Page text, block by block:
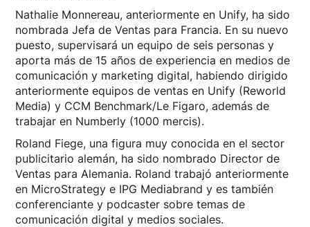
Nathalie Monnereau, anteriormente en Unify, ha sido
nombrada Jefa de Ventas para Francia. En su nuevo
puesto, supervisará un equipo de seis personas y
aporta más de 15 años de experiencia en medios de
comunicación y marketing digital, habiendo dirigido
anteriormente equipos de ventas en Unify (Reworld
Media) y CCM Benchmark/Le Figaro, además de
trabajar en Numberly (1000 mercis).
Roland Fiege, una figura muy conocida en el sector
publicitario alemán, ha sido nombrado Director de
Ventas para Alemania. Roland trabajó anteriormente
en MicroStrategy e IPG Mediabrand y es también
conferenciante y podcaster sobre temas de
comunicación digital y medios sociales.